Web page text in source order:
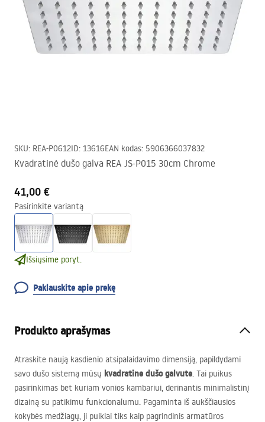
SKU: REA-P0612ID: 13616EAN kodas: 5906366037832
Kvadratinė dušo galva REA JS-P015 30cm Chrome
41,00 €
Pasirinkite variantą
Išsiųsime poryt.
Paklauskite apie prekę
Produkto aprašymas
Atraskite naują kasdienio atsipalaidavimo dimensiją, papildydami
savo dušo sistemą mūsų kvadratine dušo galvute. Tai puikus
pasirinkimas bet kuriam vonios kambariui, derinantis minimalistinį
dizainą su patikimu funkcionalumu. Pagaminta iš aukščiausios
kokybės medžiagų, ji puikiai tiks kaip pagrindinis armatūros